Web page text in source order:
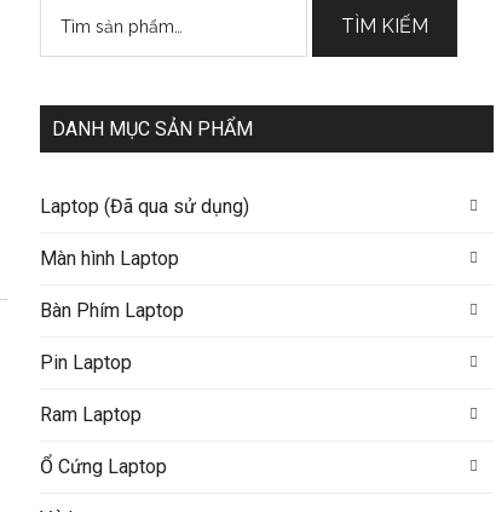
kiếm:
TÌM KIẾM
DANH MỤC SẢN PHẨM
Laptop (Đã qua sử dụng)
Màn hình Laptop
Bàn Phím Laptop
Pin Laptop
Ram Laptop
Ổ Cứng Laptop